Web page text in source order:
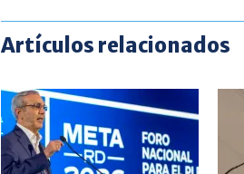
Artículos relacionados